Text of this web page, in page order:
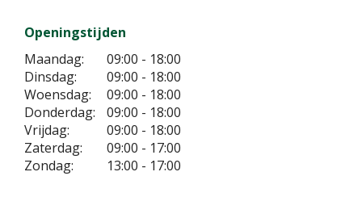
Openingstijden
Maandag:
09:00 - 18:00
Dinsdag:
09:00 - 18:00
Woensdag:
09:00 - 18:00
Donderdag:
09:00 - 18:00
Vrijdag:
09:00 - 18:00
Zaterdag:
09:00 - 17:00
Zondag:
13:00 - 17:00